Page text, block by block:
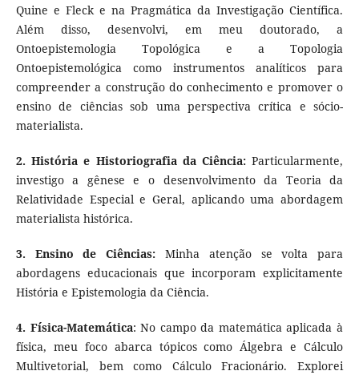
Quine e Fleck e na Pragmática da Investigação Científica.
Além disso, desenvolvi, em meu doutorado, a
Ontoepistemologia Topológica e a Topologia
Ontoepistemológica como instrumentos analíticos para
compreender a construção do conhecimento e promover o
ensino de ciências sob uma perspectiva crítica e sócio-
materialista.
2. História e Historiografia da Ciência:Particularmente,
investigo a gênese e o desenvolvimento da Teoria da
Relatividade Especial e Geral, aplicando uma abordagem
materialista histórica.
3. Ensino de Ciências: Minha atenção se volta para
abordagens educacionais que incorporam explicitamente
História e Epistemologia da Ciência.
4. Física-Matemática: No campo da matemática aplicada à
física, meu foco abarca tópicos como Álgebra e Cálculo
Multivetorial, bem como Cálculo Fracionário. Explorei